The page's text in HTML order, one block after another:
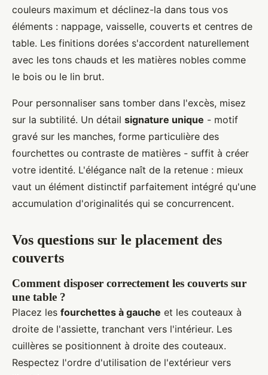
couleurs maximum et déclinez-la dans tous vos
éléments : nappage, vaisselle, couverts et centres de
table. Les finitions dorées s'accordent naturellement
avec les tons chauds et les matières nobles comme
le bois ou le lin brut.
Pour personnaliser sans tomber dans l'excès, misez
sur la subtilité. Un détail signature unique - motif
gravé sur les manches, forme particulière des
fourchettes ou contraste de matières - suffit à créer
votre identité. L'élégance naît de la retenue : mieux
vaut un élément distinctif parfaitement intégré qu'une
accumulation d'originalités qui se concurrencent.
Vos questions sur le placement des
couverts
Comment disposer correctement les couverts sur
une table ?
Placez les fourchettes à gauche et les couteaux à
droite de l'assiette, tranchant vers l'intérieur. Les
cuillères se positionnent à droite des couteaux.
Respectez l'ordre d'utilisation de l'extérieur vers